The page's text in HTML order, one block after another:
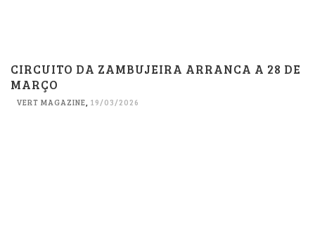
CIRCUITO DA ZAMBUJEIRA ARRANCA A 28 DE
MARÇO
VERT MAGAZINE, 19/03/2026